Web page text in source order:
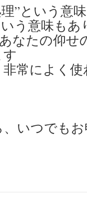
理”という意
う意味もあ
なたの仰せ
常によく
いつでも